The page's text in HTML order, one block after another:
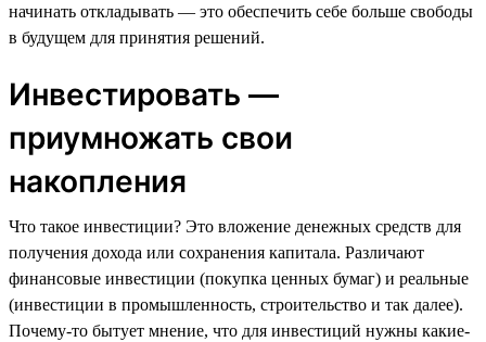
начинать откладывать — это обеспечить себе больше свободы
в будущем для принятия решений.
Инвестировать —
приумножать свои
накопления
Что такое инвестиции? Это вложение денежных средств для
получения дохода или сохранения капитала. Различают
финансовые инвестиции (покупка ценных бумаг) и реальные
(инвестиции в промышленность, строительство и так далее).
Почему-то бытует мнение, что для инвестиций нужны какие-